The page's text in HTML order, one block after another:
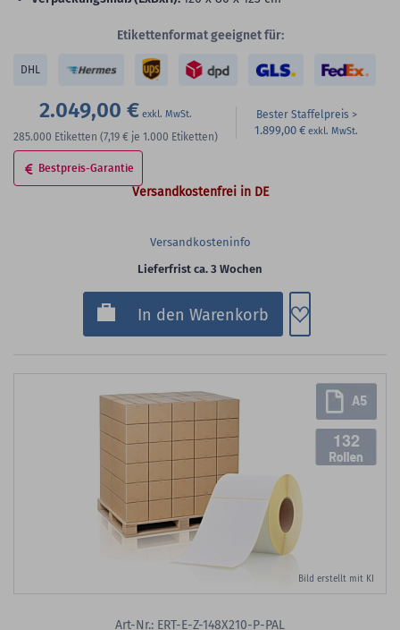
Etikettenformat geeignet für:
DHL
2.049,00 €
285.000 Etiketten (7,19 € je 1.000 Etiketten)
Bester Staffelpreis
1.899,00 €
Bestpreis-Garantie
Versandkostenfrei in DE
Versandkosteninfo
Lieferfrist ca. 3 Wochen
In den Warenkorb Zum
Bild erstellt mit KI
132
Art-Nr.: ERT-E-Z-148X210-P-PAL